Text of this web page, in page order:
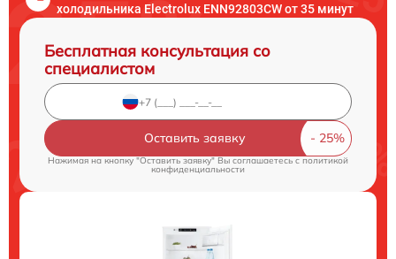
холодильника Electrolux ENN92803CW от 35 минут
Бесплатная консультация со
специалистом
Оставить заявку
Нажимая на кнопку "Оставить заявку" Вы соглашаетесь cполитикой
конфиденциальности